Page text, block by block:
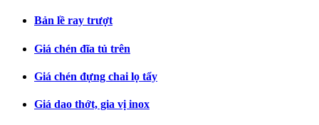
Bản lề ray trượt
Giá chén đĩa tủ trên
Giá chén đựng chai lọ tẩy
Giá dao thớt, gia vị inox